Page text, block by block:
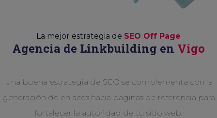
La mejor estrategia de SEO Off Page
Agencia de Linkbuilding en Vigo
Una buena estrategia de SEO se complementa con la
generación de enlaces hacia páginas de referencia para
fortalecer la autoridad de tu sitio web.